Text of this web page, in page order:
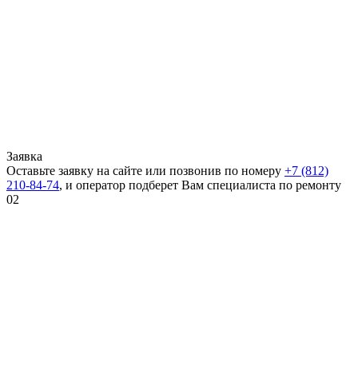
Заявка
Оставьте заявку на сайте или позвонив по номеру +7 (812)
210-84-74, и оператор подберет Вам специалиста по ремонту
02